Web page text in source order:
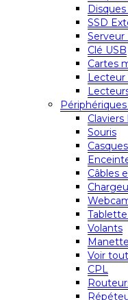
SSD
Serveur
Clé USB
Cartes
Claviers
Souris
Casques
Câbles
Volants
Voir
CPL